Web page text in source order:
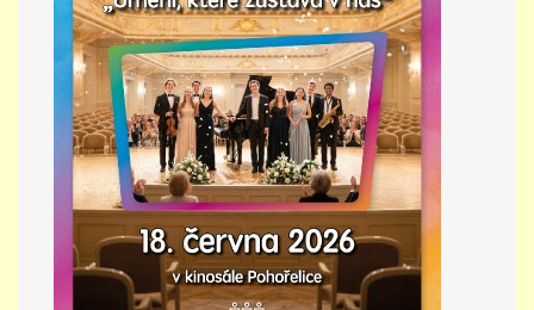
DOTACE
GDPR
ZUŠ Pohořelice
Školní 462